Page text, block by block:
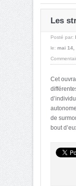
Les
Posté par:
le: mai 14,
Cet
de
bout